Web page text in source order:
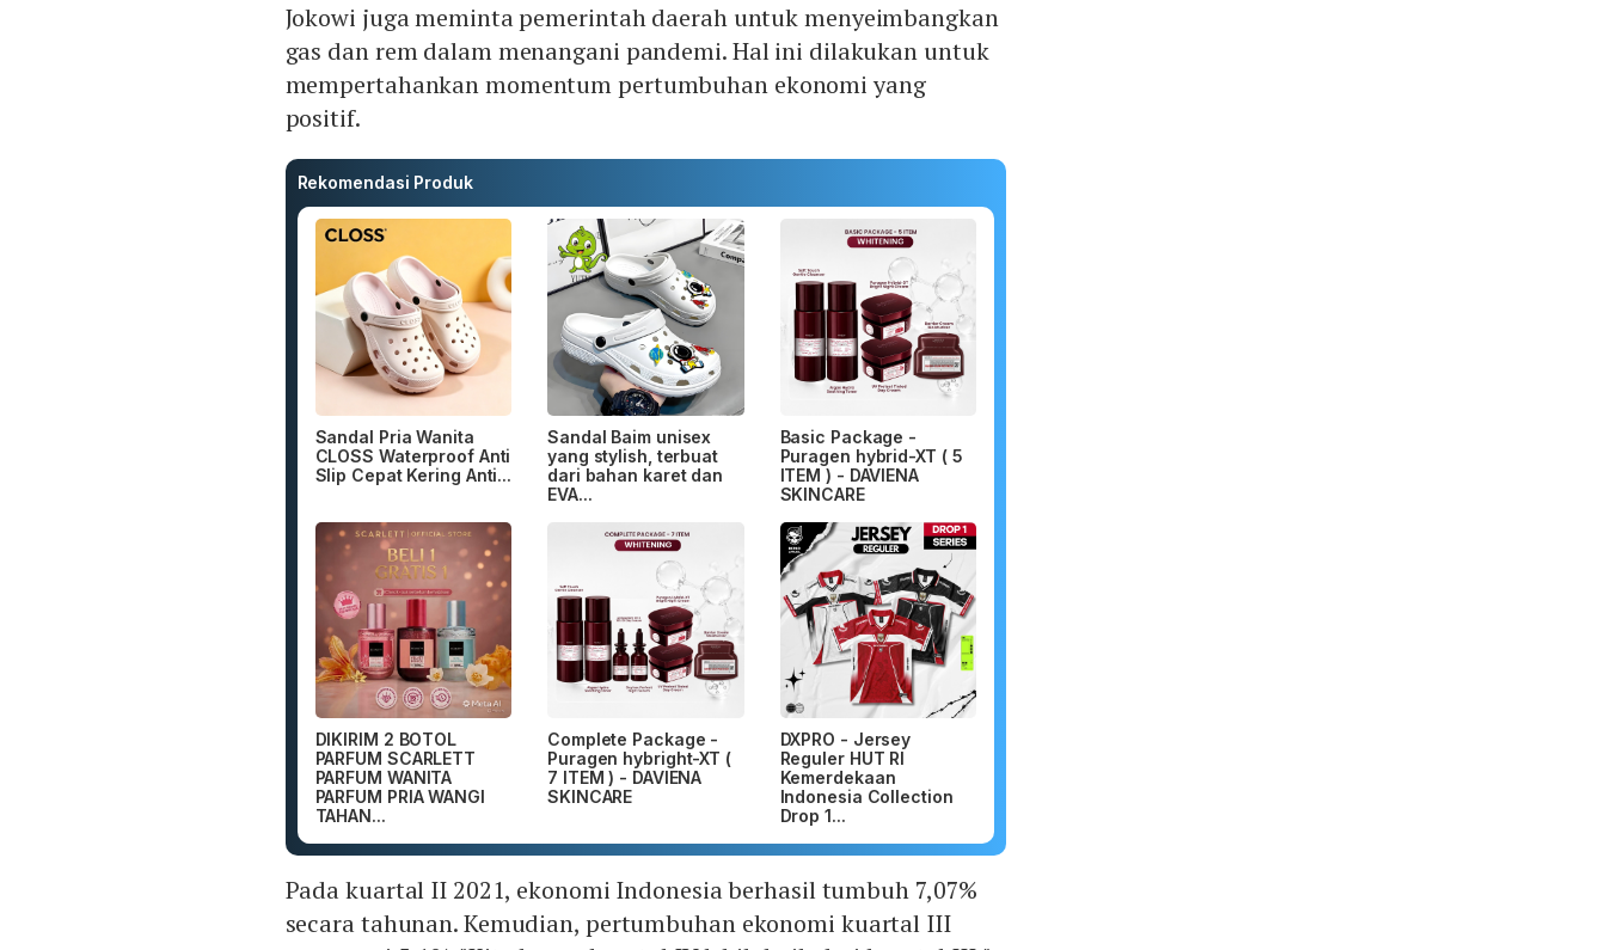
Jokowi juga meminta pemerintah daerah untuk menyeimbangkan
gas dan rem dalam menangani pandemi. Hal ini dilakukan untuk
mempertahankan momentum pertumbuhan ekonomi yang
positif.
Rekomendasi Produk
Sandal Pria Wanita
CLOSS Waterproof Anti
Slip Cepat Kering Anti...
Sandal Baim unisex
yang stylish, terbuat
dari bahan karet dan
EVA...
Basic Package -
Puragen hybrid-XT ( 5
ITEM ) - DAVIENA
SKINCARE
DIKIRIM 2 BOTOL
PARFUM SCARLETT
PARFUM WANITA
PARFUM PRIA WANGI
TAHAN...
Complete Package -
Puragen hybright-XT (
7 ITEM ) - DAVIENA
SKINCARE
DXPRO - Jersey
Reguler HUT RI
Kemerdekaan
Indonesia Collection
Drop 1...
Pada kuartal II 2021, ekonomi Indonesia berhasil tumbuh 7,07%
secara tahunan. Kemudian, pertumbuhan ekonomi kuartal III